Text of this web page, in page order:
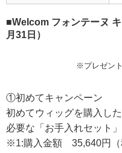
■Welcom フォンテーヌ
月31日）
※プレゼン
①初めてキャンペーン
初めてウィッグを購入し
必要な「お手入れセット」
※1:購入金額 35,640円（